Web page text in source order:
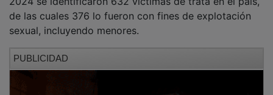
de las cuales 376 lo fueron con fines de explotación
sexual, incluyendo menores.